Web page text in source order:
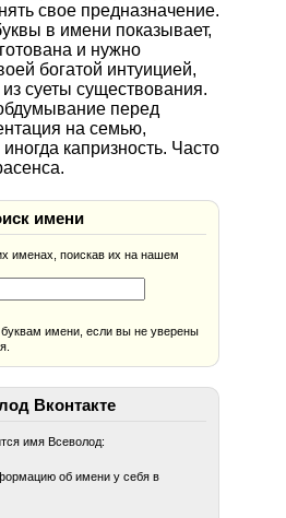
свое предназначение.
в имени показывает,
и нужно
богатой интуицией,
суеты существования.
перед
на семью,
капризность. Часто
имени
именах, поискав их на нашем
имени, если вы не уверены
Вконтакте
имя Всеволод:
об имени у себя в